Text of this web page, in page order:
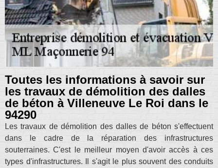
Toutes les informations à savoir sur
les travaux de démolition des dalles
de béton à Villeneuve Le Roi dans le
94290
Les travaux de démolition des dalles de béton s'effectuent
dans le cadre de la réparation des infrastructures
souterraines. C'est le meilleur moyen d'avoir accès à ces
types d'infrastructures. Il s'agit le plus souvent des conduits